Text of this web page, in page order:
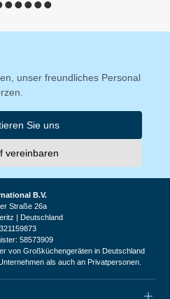
unser freundliches Personal
Sie uns
vereinbaren
B.V.
Straße 26a
| Deutschland
58573909
von Großküchengeräten in Deutschland
als auch an Privatpersonen.